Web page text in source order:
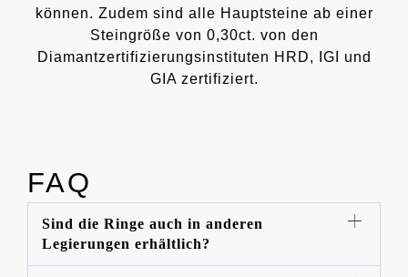
können. Zudem sind alle Hauptsteine ab einer
Steingröße von 0,30ct. von den
Diamantzertifizierungsinstituten HRD, IGI und
GIA zertifiziert.
FAQ
Sind die Ringe auch in anderen
Legierungen erhältlich?